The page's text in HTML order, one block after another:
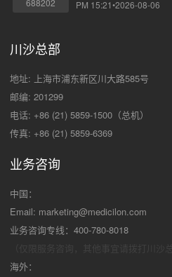
PM 15:21•2026-08-06
川沙总部
地址: 上海市浦东新区川大路585号
邮编: 201299
电话: +86 (21) 5859-1500（总机）
传真: +86 (21) 5859-6369
业务咨询
中国：
Email: marketing@medicilon.com
业务咨询专线：400-780-8018
海外：